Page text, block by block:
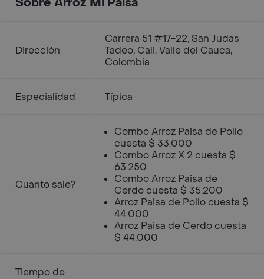
Dirección
Carrera 51 #17-22, San Judas
Tadeo, Cali, Valle del Cauca,
Colombia
Especialidad Típica
Cuanto sale?
Combo Arroz Paisa de Pollo
cuesta $ 33.000
Combo Arroz X 2 cuesta $
63.250
Combo Arroz Paisa de
Cerdo cuesta $ 35.200
Arroz Paisa de Pollo cuesta $
44.000
Arroz Paisa de Cerdo cuesta
$ 44.000
Tiempo de